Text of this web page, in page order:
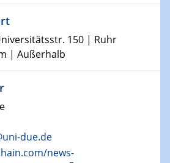
Besetzung W3-Professur
Technisch-Makromolekulare
Series on 2D-
150 | Ruhr
| Außerhalb
due.de
news-